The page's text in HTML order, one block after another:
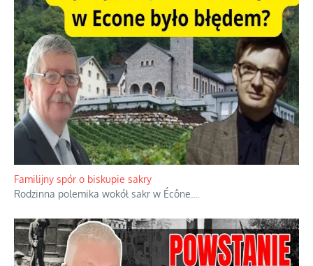
Familijny spór o biskupie sakry
Rodzinna polemika wokół sakr w Écône.